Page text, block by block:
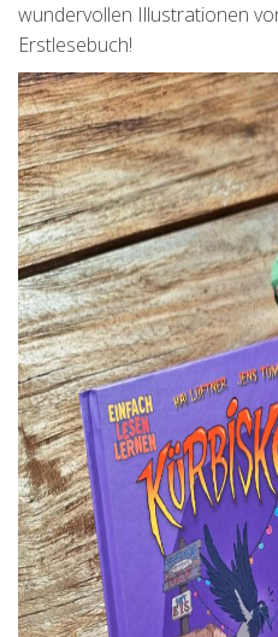
wundervollen Illustrationen
Erstlesebuch!